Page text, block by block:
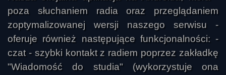
poza słuchaniem radia oraz przeglądaniem
zoptymalizowanej wersji naszego serwisu -
oferuje również następujące funkcjonalności: -
czat - szybki kontakt z radiem poprzez zakładkę
"Wiadomość do studia" (wykorzystuje ona